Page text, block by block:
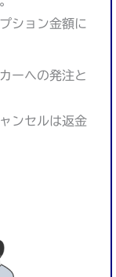
ション金額に
ーへの発注と
ンセルは返金